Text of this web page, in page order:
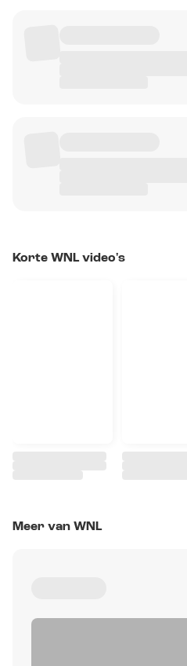
Korte WNL video's
Meer van WNL